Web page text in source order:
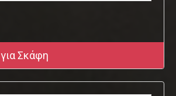
Σκάφη